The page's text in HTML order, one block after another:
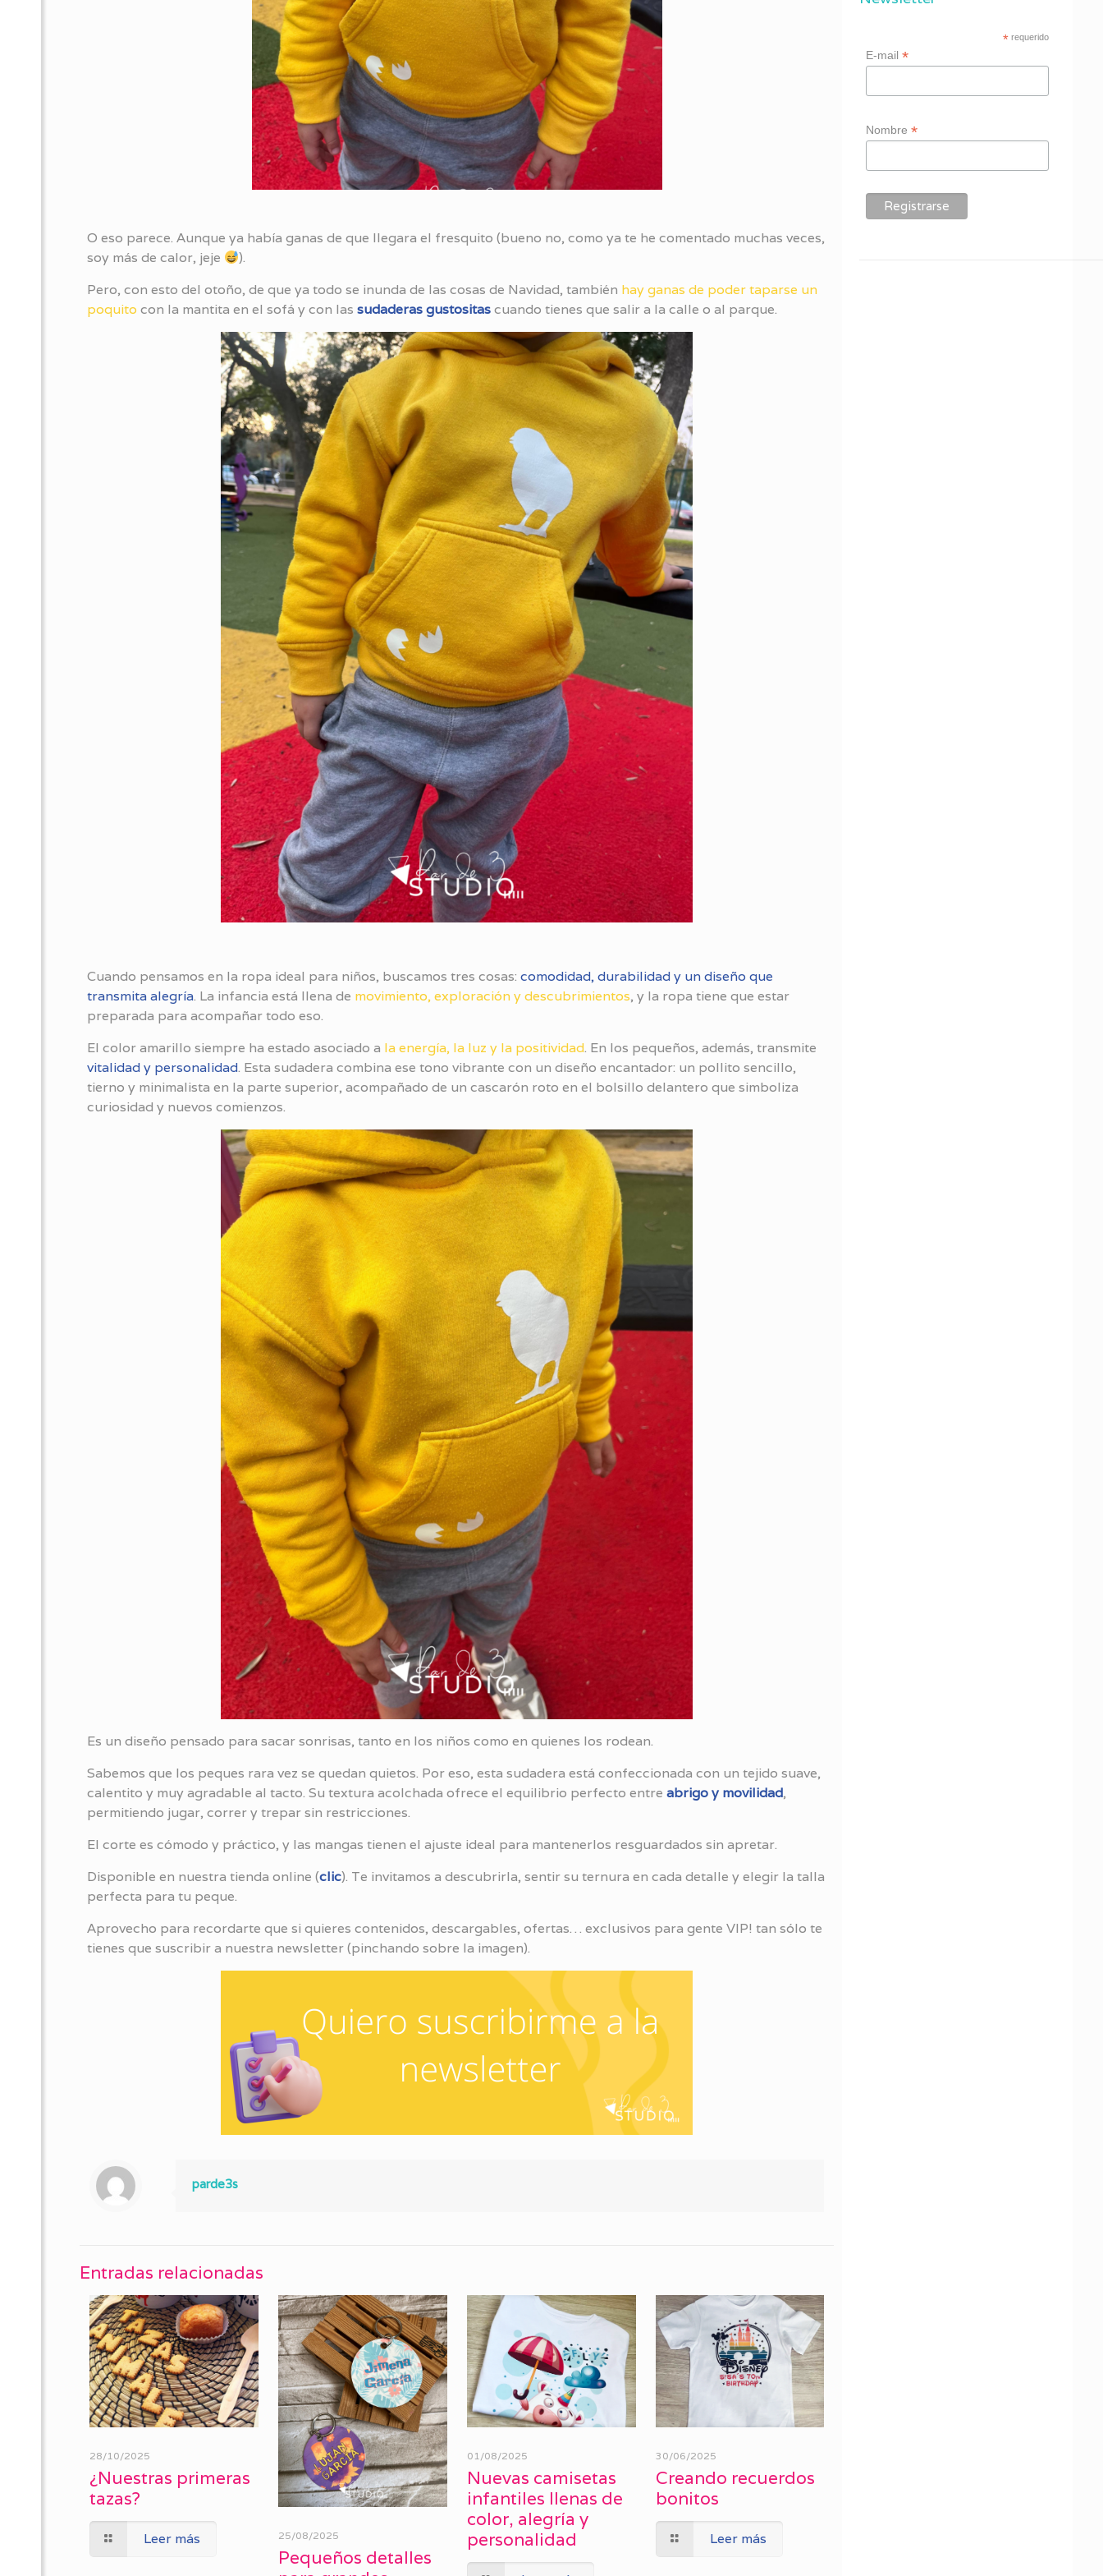
O eso parece. Aunque ya había ganas de que llegara el fresquito (bueno no, como ya te he comentado muchas veces,
soy más de calor, jeje
).
Pero, con esto del otoño, de que ya todo se inunda de las cosas de Navidad, también hay ganas de poder taparse un
poquito con la mantita en el sofá y con lassudaderas gustositascuando tienes que salir a la calle o al parque.
Cuando pensamos en la ropa ideal para niños, buscamos tres cosas:comodidad, durabilidad y un diseño que
transmita alegría. La infancia está llena de movimiento, exploración y descubrimientos, y la ropa tiene que estar
preparada para acompañar todo eso.
El color amarillo siempre ha estado asociado a la energía, la luz y la positividad. En los pequeños, además, transmite
vitalidad y personalidad. Esta sudadera combina ese tono vibrante con un diseño encantador: un pollito sencillo,
tierno y minimalista en la parte superior, acompañado de un cascarón roto en el bolsillo delantero que simboliza
curiosidad y nuevos comienzos.
Es un diseño pensado para sacar sonrisas, tanto en los niños como en quienes los rodean.
Sabemos que los peques rara vez se quedan quietos. Por eso, esta sudadera está confeccionada con un tejido suave,
calentito y muy agradable al tacto. Su textura acolchada ofrece el equilibrio perfecto entreabrigo y movilidad,
permitiendo jugar, correr y trepar sin restricciones.
El corte es cómodo y práctico, y las mangas tienen el ajuste ideal para mantenerlos resguardados sin apretar.
Disponible en nuestra tienda online (clic). Te invitamos a descubrirla, sentir su ternura en cada detalle y elegir la talla
perfecta para tu peque.
Aprovecho para recordarte que si quieres contenidos, descargables, ofertas… exclusivos para gente VIP! tan sólo te
tienes que suscribir a nuestra newsletter (pinchando sobre la imagen).
parde3s
Entradas relacionadas
28/10/2025
¿Nuestras primeras
tazas?
Leer más 25/08/2025
Pequeños detalles
01/08/2025
Nuevas camisetas
infantiles llenas de
color, alegría y
personalidad
30/06/2025
Creando recuerdos
bonitos
Leer más
*requerido
E-mail *
Nombre *